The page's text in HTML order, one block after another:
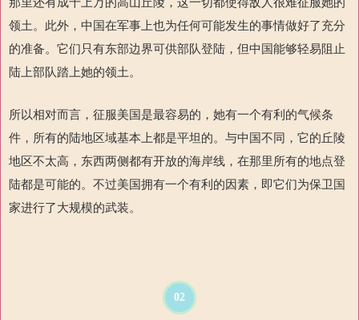
领土。此外，中国在军事上也为任何可能发生的事情做好了充分
的准备。它们只有东部边界可供部队登陆，但中国能够轻易阻止
陆上部队踏上她的领土。
所以相对而言，征服美国是最容易的，她有一个有利的气候条
件，所有的陆地区域基本上都是平坦的。与中国不同，它的丘陵
地区不太高，东西两侧都有开放的海岸线，在那里所有的地点登
陆都是可能的。不过美国拥有一个有利的因素，即它们为保卫国
家进行了大规模的武装。
02